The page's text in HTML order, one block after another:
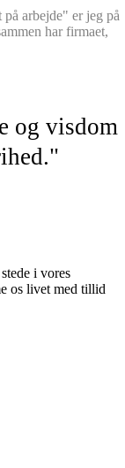
arbejde" er jeg på
har firmaet,
og visdom
i vores
os livet med tillid